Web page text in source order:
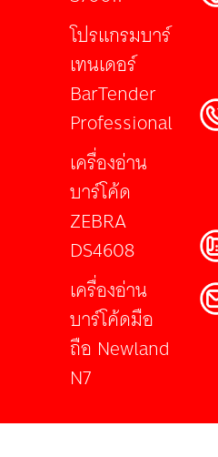
โปรแกรมบาร์
เทนเดอร์
BarTender
Professional
เครื่องอ่าน
บาร์โค้ด
ZEBRA
DS4608
เครื่องอ่าน
บาร์โค้ดมือ
ถือ Newland
N7